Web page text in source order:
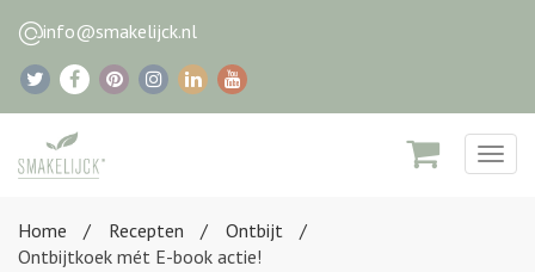
info@smakelijck.nl
Home
Recepten
Ontbijt
Ontbijtkoek mét E-book actie!